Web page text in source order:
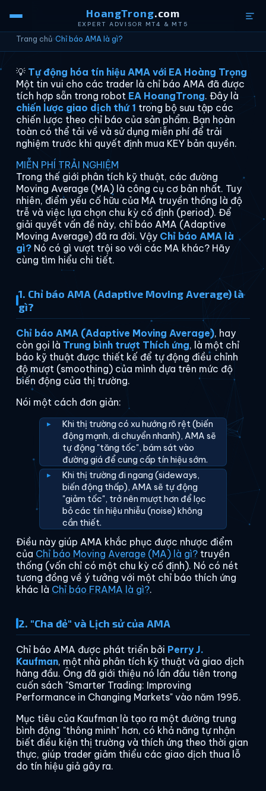
HoangTrong.com
EXPERT ADVISOR MT4 & MT5
Trang chủ›Chỉ báo AMA là gì?
💡 Tự động hóa tín hiệu AMA với EA Hoàng Trọng
Một tin vui cho các trader là chỉ báo AMA đã được
tích hợp sẵn trong robot EA HoangTrong. Đây là
chiến lược giao dịch thứ 1 trong bộ sưu tập các
chiến lược theo chỉ báo của sản phẩm. Bạn hoàn
toàn có thể tải về và sử dụng miễn phí để trải
nghiệm trước khi quyết định mua KEY bản quyền.
MIỄN PHÍ TRẢI NGHIỆM
Trong thế giới phân tích kỹ thuật, các đường
Moving Average (MA) là công cụ cơ bản nhất. Tuy
nhiên, điểm yếu cố hữu của MA truyền thống là độ
trễ và việc lựa chọn chu kỳ cố định (period). Để
giải quyết vấn đề này, chỉ báo AMA (Adaptive
Moving Average) đã ra đời. Vậy Chỉ báo AMA là
gì?Nó có gì vượt trội so với các MA khác? Hãy
cùng tìm hiểu chi tiết.
1. Chỉ báo AMA (Adaptive Moving Average) là
gì?
Chỉ báo AMA (Adaptive Moving Average), hay
còn gọi là Trung bình trượt Thích ứng, là một chỉ
báo kỹ thuật được thiết kế để tự động điều chỉnh
độ mượt (smoothing) của mình dựa trên mức độ
biến động của thị trường.
Nói một cách đơn giản:
Khi thị trường có xu hướng rõ rệt (biến
động mạnh, di chuyển nhanh), AMA sẽ
tự động "tăng tốc", bám sát vào
đường giá để cung cấp tín hiệu sớm.
Khi thị trường đi ngang (sideways,
biến động thấp), AMA sẽ tự động
"giảm tốc", trở nên mượt hơn để lọc
bỏ các tín hiệu nhiễu (noise) không
cần thiết.
Điều này giúp AMA khắc phục được nhược điểm
của Chỉ báo Moving Average (MA) là gì?truyền
thống (vốn chỉ có một chu kỳ cố định). Nó có nét
tương đồng về ý tưởng với một chỉ báo thích ứng
khác là Chỉ báo FRAMA là gì?.
2. "Cha đẻ" và Lịch sử của AMA
Chỉ báo AMA được phát triển bởi Perry J.
Kaufman, một nhà phân tích kỹ thuật và giao dịch
hàng đầu. Ông đã giới thiệu nó lần đầu tiên trong
cuốn sách "Smarter Trading: Improving
Performance in Changing Markets" vào năm 1995.
Mục tiêu của Kaufman là tạo ra một đường trung
bình động "thông minh" hơn, có khả năng tự nhận
biết điều kiện thị trường và thích ứng theo thời gian
thực, giúp trader giảm thiểu các giao dịch thua lỗ
do tín hiệu giả gây ra.